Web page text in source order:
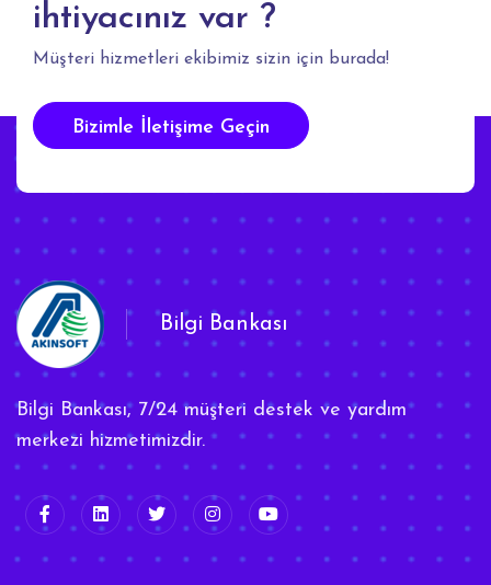
ihtiyacınız var ?
Müşteri hizmetleri ekibimiz sizin için burada!
Bizimle İletişime Geçin
Bilgi Bankası
Bilgi Bankası, 7/24 müşteri destek ve yardım
merkezi hizmetimizdir.